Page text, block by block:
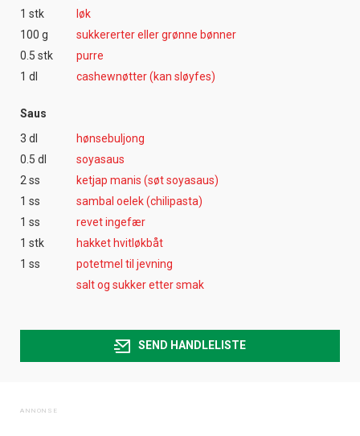
1 stk
løk
100 g
sukkererter eller grønne bønner
0.5 stk
purre
1 dl
cashewnøtter (kan sløyfes)
Saus
3 dl
hønsebuljong
0.5 dl
soyasaus
2 ss
ketjap manis (søt soyasaus)
1 ss
sambal oelek (chilipasta)
1 ss
revet ingefær
1 stk
hakket hvitløkbåt
1 ss
potetmel til jevning
salt og sukker etter smak
SEND HANDLELISTE